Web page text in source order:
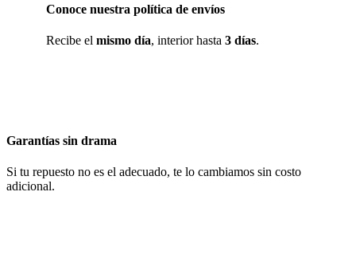
Conoce nuestra política de envíos
Recibe el mismo día, interior hasta 3 días.
Garantías sin drama
Si tu repuesto no es el adecuado, te lo cambiamos sin costo
adicional.